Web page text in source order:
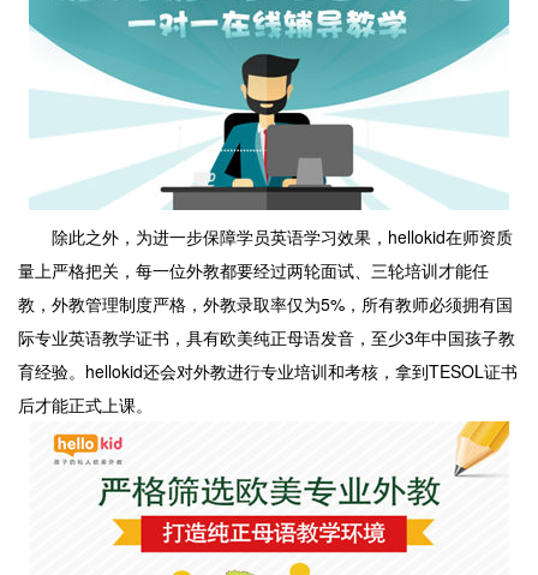
除此之外，为进一步保障学员英语学习效果，hellokid在师资质
量上严格把关，每一位外教都要经过两轮面试、三轮培训才能任
教，外教管理制度严格，外教录取率仅为5%，所有教师必须拥有国
际专业英语教学证书，具有欧美纯正母语发音，至少3年中国孩子教
育经验。hellokid还会对外教进行专业培训和考核，拿到TESOL证书
后才能正式上课。